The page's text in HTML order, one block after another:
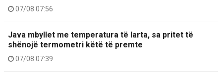
07/08 07:56
Java mbyllet me temperatura të larta, sa pritet të
shënojë termometri këtë të premte
07/08 07:39